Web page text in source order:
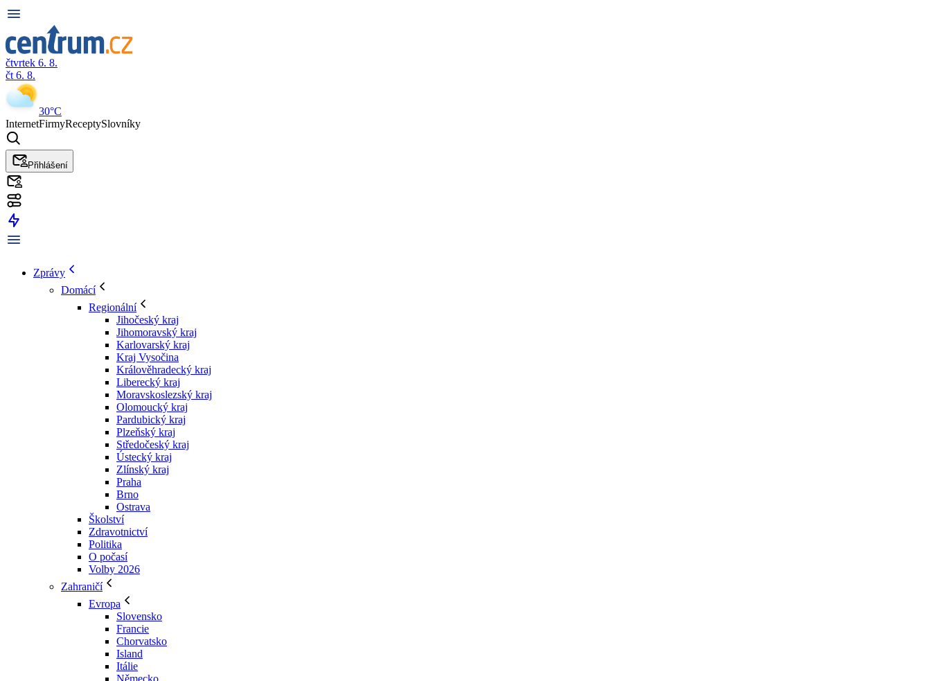
čtvrtek 6. 8.
čt 6. 8.
30°C
InternetFirmyReceptySlovníky
Přihlášení
Zprávy
Domácí
Regionální
Jihočeský kraj
Jihomoravský kraj
Karlovarský kraj
Kraj Vysočina
Králověhradecký kraj
Liberecký kraj
Moravskoslezský kraj
Olomoucký kraj
Pardubický kraj
Plzeňský kraj
Středočeský kraj
Ústecký kraj
Zlínský kraj
Praha
Brno
Ostrava
Školství
Zdravotnictví
Politika
O počasí
Volby 2026
Zahraničí
Evropa
Slovensko
Francie
Chorvatsko
Island
Itálie
Německo